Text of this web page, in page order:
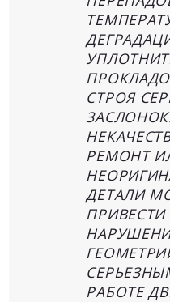
СТРОЯ
РЕМОНТ
ДЕТАЛИ
ПРИВЕСТИ
РАБОТЕ